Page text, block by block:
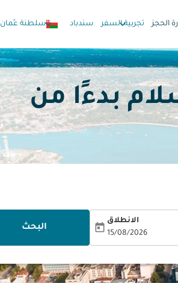
الحجز تجربية السفر
keyboard_arrow_down سندباد سلطنة عُمانkeyboard_arrow_down
الانطلاق
15/08/2026
today البحث